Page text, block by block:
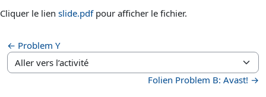
Cliquer le lien slide.pdfpour afficher le fichier.
← Problem Y
Aller vers l’activité
Folien Problem B: Avast! →